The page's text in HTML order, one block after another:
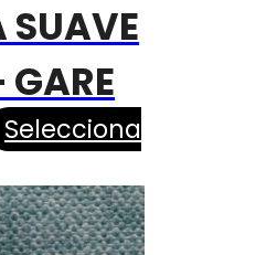
SUAVE
Selecciona